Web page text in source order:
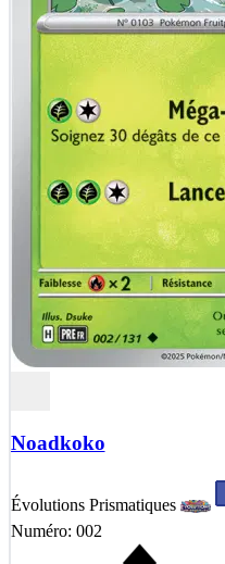
Noadkoko
Évolutions Prismatiques
Numéro: 002